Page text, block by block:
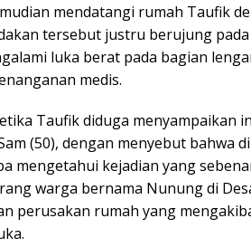
mendatangi rumah Taufik
tersebut justru berujung
luka berat pada bagian
medis.
Taufik diduga menyampaikan
(50), dengan menyebut bahwa
mengetahui kejadian yang
warga bernama Nunung di
perusakan rumah yang